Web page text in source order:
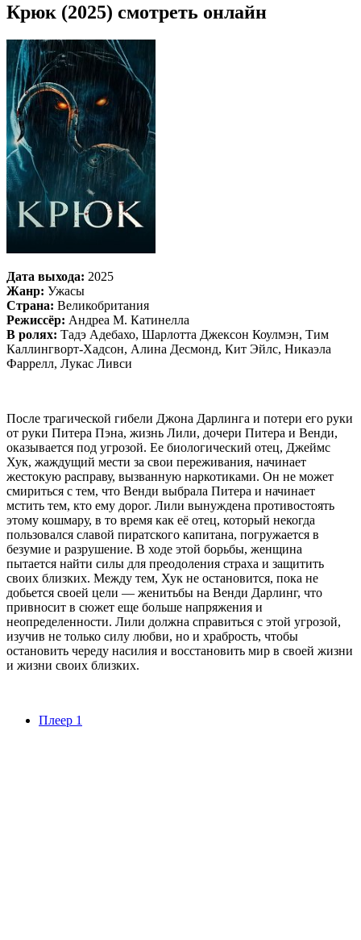
Крюк (2025) смотреть онлайн
Дата выхода: 2025
Жанр: Ужасы
Страна: Великобритания
Режиссёр: Андреа М. Катинелла
В ролях: Тадэ Адебахо, Шарлотта Джексон Коулмэн, Тим
Каллингворт-Хадсон, Алина Десмонд, Кит Эйлс, Никаэла
Фаррелл, Лукас Ливси
После трагической гибели Джона Дарлинга и потери его руки
от руки Питера Пэна, жизнь Лили, дочери Питера и Венди,
оказывается под угрозой. Ее биологический отец, Джеймс
Хук, жаждущий мести за свои переживания, начинает
жестокую расправу, вызванную наркотиками. Он не может
смириться с тем, что Венди выбрала Питера и начинает
мстить тем, кто ему дорог. Лили вынуждена противостоять
этому кошмару, в то время как её отец, который некогда
пользовался славой пиратского капитана, погружается в
безумие и разрушение. В ходе этой борьбы, женщина
пытается найти силы для преодоления страха и защитить
своих близких. Между тем, Хук не остановится, пока не
добьется своей цели — женитьбы на Венди Дарлинг, что
привносит в сюжет еще больше напряжения и
неопределенности. Лили должна справиться с этой угрозой,
изучив не только силу любви, но и храбрость, чтобы
остановить череду насилия и восстановить мир в своей жизни
и жизни своих близких.
Плеер 1